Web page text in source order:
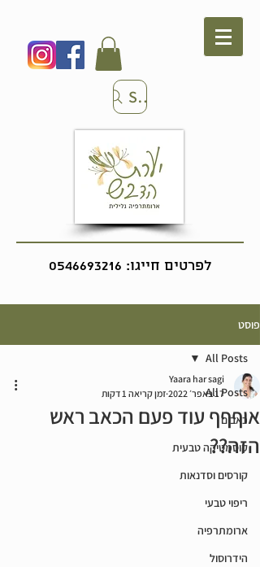
Search
לפרטים חייגו: 0546693216
פוסט
All Posts
כאבים
קוסמטיקה טבעית
קורסים וסדנאות
ריפוי טבעי
ארומתרפיה
הידרוסול
All Posts
אוףףף עוד פעם הכאב ראש
הזה??
Yaara har sagi
17 באפר׳ 2022
זמן קריאה 1 דקות